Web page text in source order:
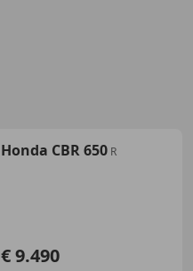
Honda CBR 650 R
€ 9.490